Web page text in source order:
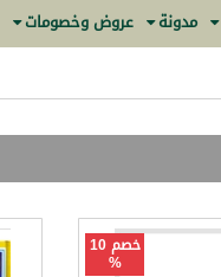
مدونة عروض وخصومات
خصم 10
%